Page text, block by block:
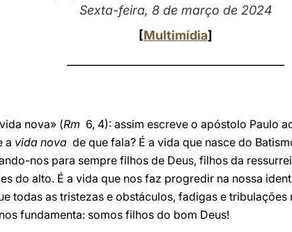
Sexta-feira, 8 de março de 2024
[Multimídia]
nova» (Rm 6, 4): assim escreve o apóstolo Paulo
a vida nova de que fala? É a vida que nasce do
nos para sempre filhos de Deus, filhos da
do alto. É a vida que nos faz progredir na nossa
todas as tristezas e obstáculos, fadigas e
fundamenta: somos filhos do bom Deus!